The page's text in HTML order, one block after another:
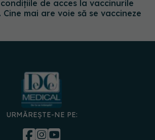
URMĂREȘTE-NE PE:
DESCARCĂ APLICAȚIA